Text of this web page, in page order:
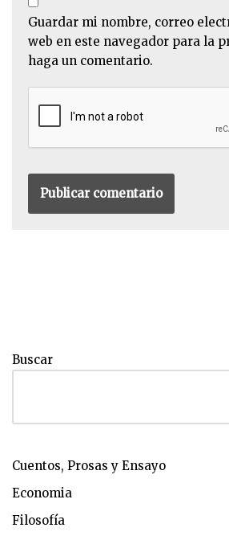
Guardar mi nombre, correo
web en este navegador para la
haga un comentario.
Buscar
Cuentos, Prosas y Ensayo
Economia
Filosofía